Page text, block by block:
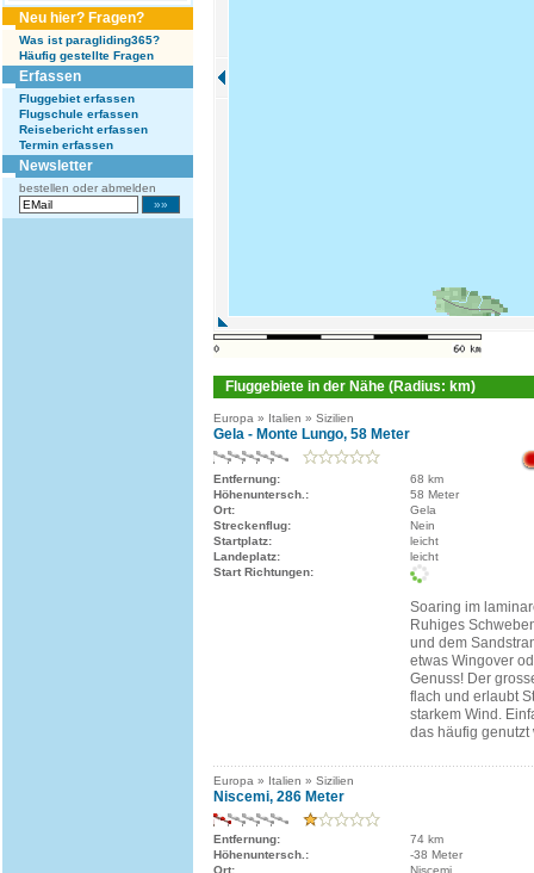
Neu hier? Fragen?
Was ist paragliding365?
Häufig gestellte Fragen
Erfassen
Fluggebiet erfassen
Flugschule erfassen
Reisebericht erfassen
Termin erfassen
Newsletter
bestellen oder abmelden
Fluggebiete in der Nähe (Radius: km)
Europa » Italien » Sizilien
Gela - Monte Lungo, 58 Meter
Entfernung:
68 km
Höhenuntersch.:
58 Meter
Ort:
Gela
Streckenflug:
Nein
Startplatz:
leicht
Landeplatz:
leicht
Start Richtungen:
Soaring im
Ruhiges
und dem
etwas Wingover
Genuss! Der
flach und erlaubt
starkem Wind.
das häufig genutzt
Europa » Italien » Sizilien
Niscemi, 286 Meter
Entfernung:
74 km
Höhenuntersch.:
-38 Meter
Ort:
Niscemi